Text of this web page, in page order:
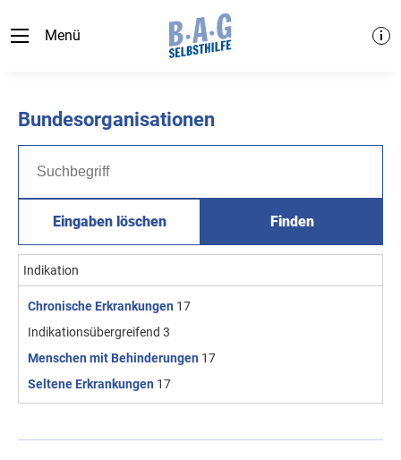
Menü
Bundesorganisationen
Eingaben löschen Finden
Indikation
Chronische Erkrankungen 17
Indikationsübergreifend 3
Menschen mit Behinderungen 17
Seltene Erkrankungen 17